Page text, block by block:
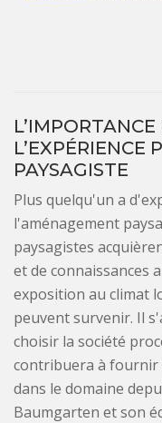
L’IMPORTANCE
L’EXPÉRIENCE
PAYSAGISTE
Plus quelqu'un a
l'aménagement
paysagistes
et de connaissances
exposition au climat
peuvent survenir. Il
choisir la société
contribuera à fournir
dans le domaine
Baumgarten et son